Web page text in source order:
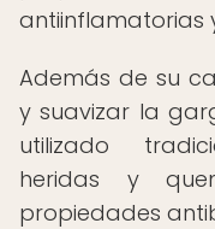
antiinflamatorias
Además de su
y suavizar la
utilizado
heridas y
propiedades